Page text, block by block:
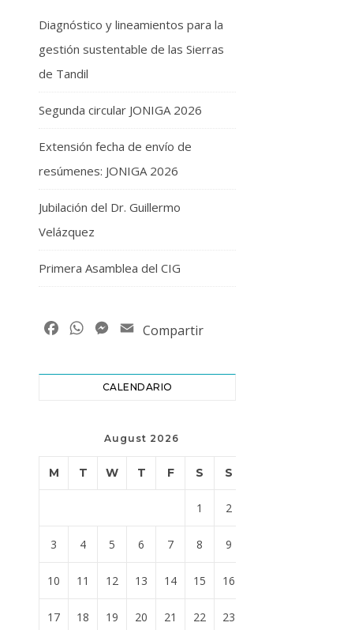
Diagnóstico y lineamientos para la
gestión sustentable de las Sierras
de Tandil
Segunda circular JONIGA 2026
Extensión fecha de envío de
resúmenes: JONIGA 2026
Jubilación del Dr. Guillermo
Velázquez
Primera Asamblea del CIG
FacebookWhatsAppMessenger
Email
Compartir
CALENDARIO
August 2026
M T W T F S S
1 2
3 4 5 6 7 8 9
10 11 12 13 14 15 16
17 18 19 20 21 22 23